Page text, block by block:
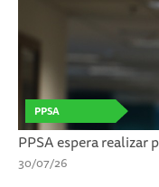
PPSA
PPSA espera realizar
30/07/26